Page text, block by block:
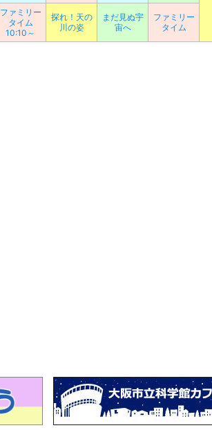
ファミリー
タイム
10:10～
探れ！天の
川の姿
まだ見ぬ宇
宙へ
ファミリー
タイム